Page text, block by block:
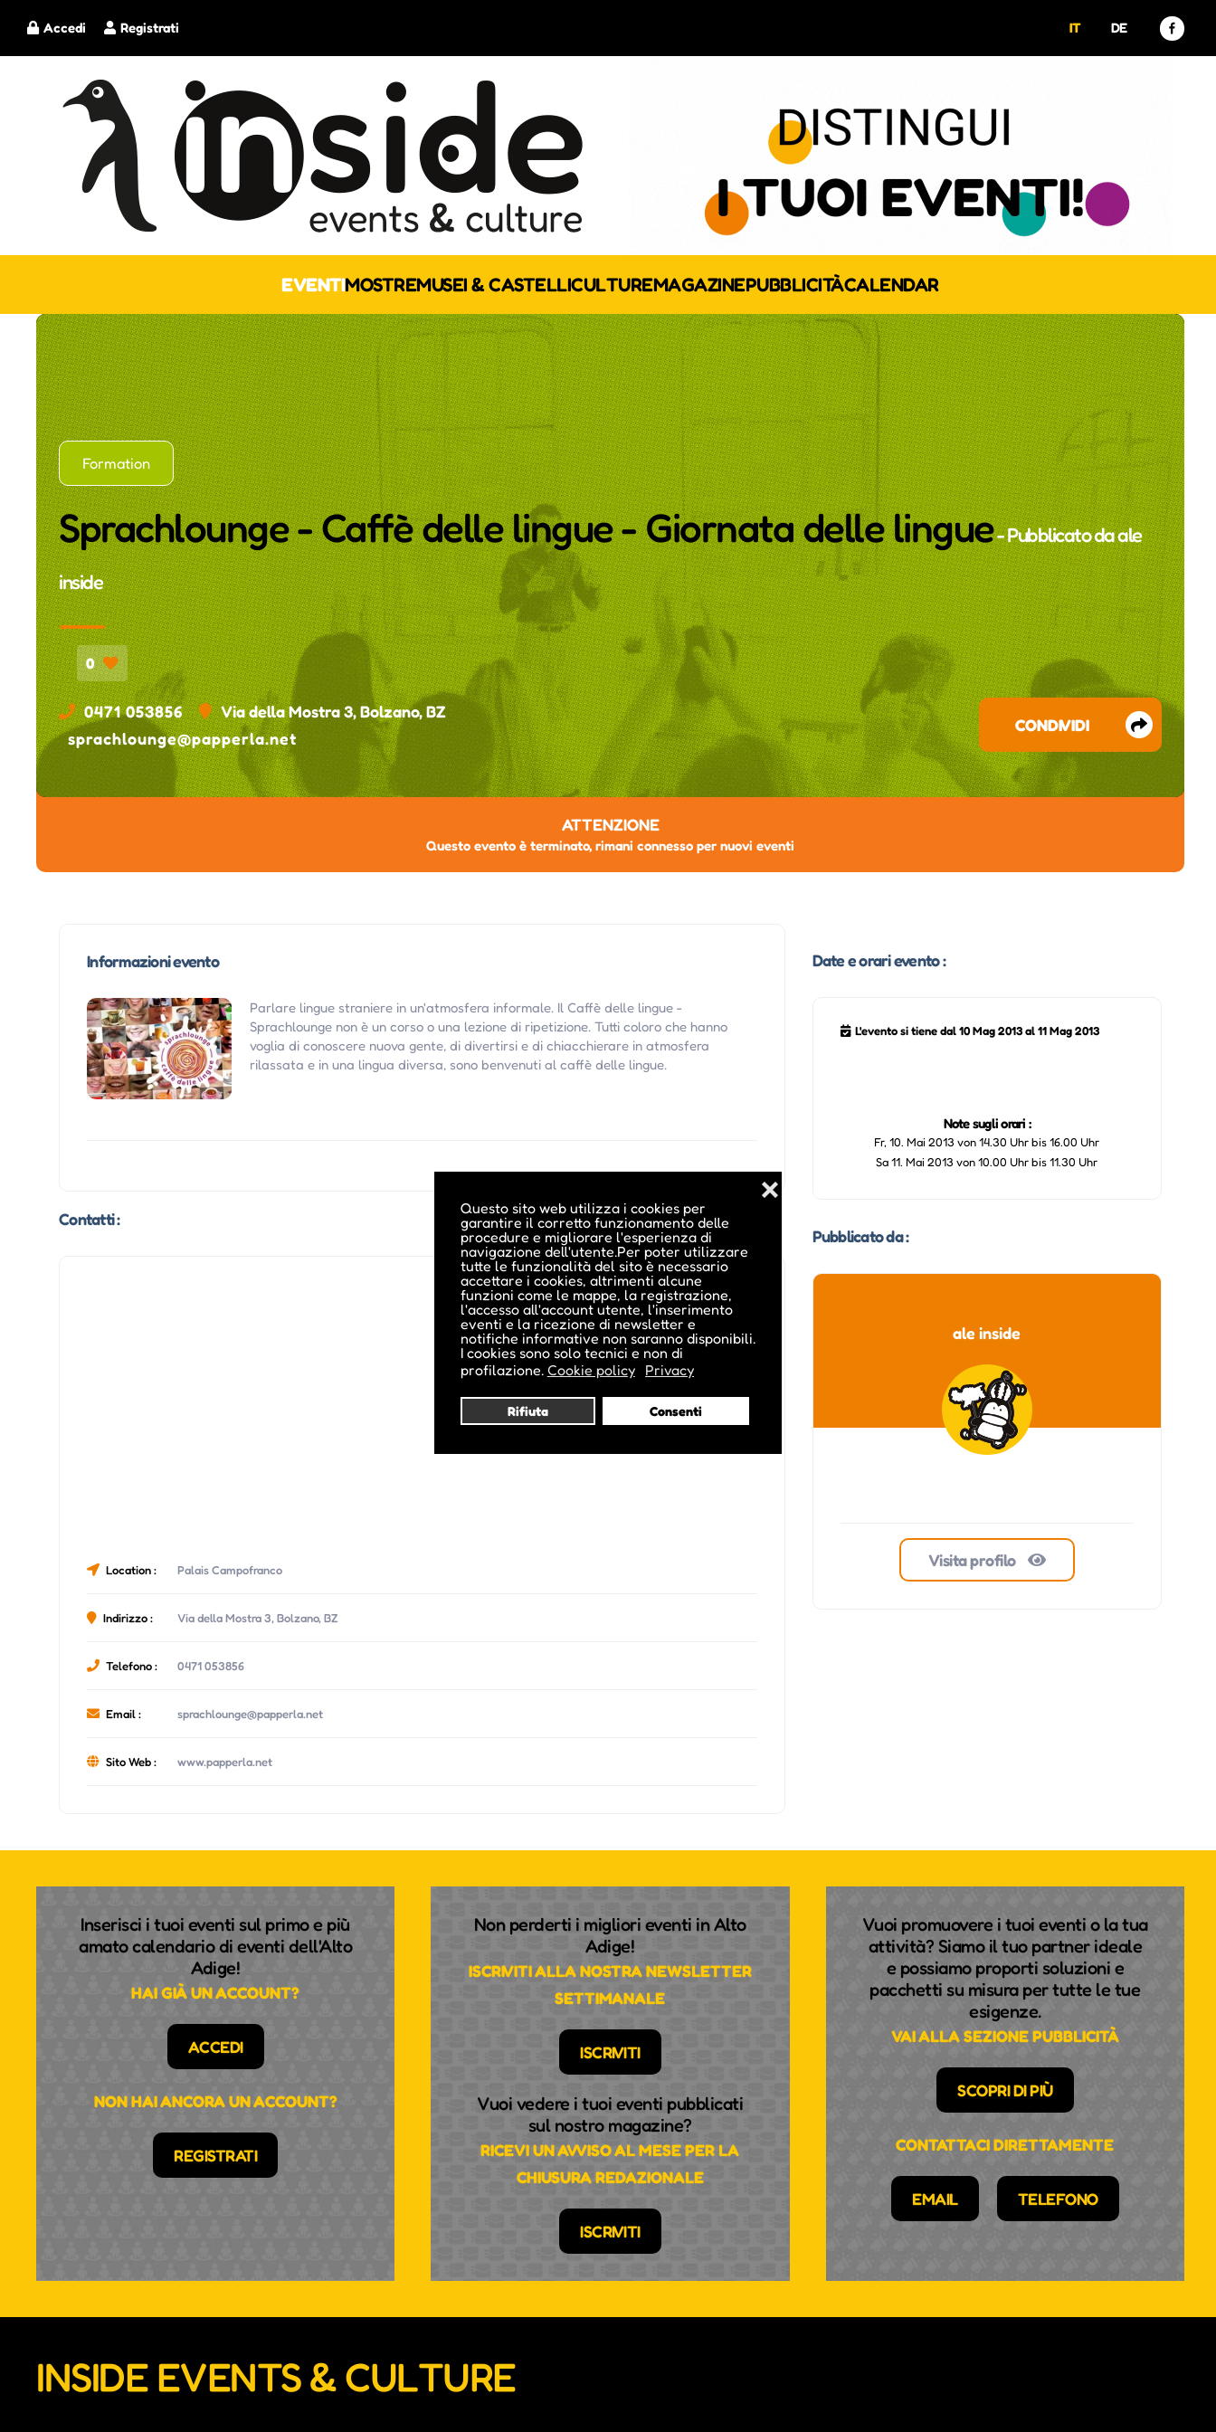
Questo sito web utilizza i cookies per
garantire il corretto funzionamento delle
procedure e migliorare l'esperienza di
navigazione dell'utente.Per poter utilizzare
tutte le funzionalità del sito è necessario
accettare i cookies, altrimenti alcune
funzioni come le mappe, la registrazione,
l'accesso all'account utente, l'inserimento
eventi e la ricezione di newsletter e
notifiche informative non saranno disponibili.
I cookies sono solo tecnici e non di
profilazione. Cookie policy Privacy
Rifiuta Consenti
❌
Registrati
Accedi IT DE
EVENTIMOSTREMUSEI & CASTELLICULTUREMAGAZINEPUBBLICITÀCALENDAR
Formation
Sprachlounge - Caffè delle lingue - Giornata delle lingue- Pubblicato daale
inside
0
0471 053856
Via della Mostra 3, Bolzano, BZ
sprachlounge@papperla.net
CONDIVIDI
ATTENZIONE
Questo evento è terminato, rimani connesso per nuovi eventi
Informazioni evento
Parlare lingue straniere in un'atmosfera informale. Il Caffè delle lingue -
Sprachlounge non è un corso o una lezione di ripetizione. Tutti coloro che hanno
voglia di conoscere nuova gente, di divertirsi e di chiacchierare in atmosfera
rilassata e in una lingua diversa, sono benvenuti al caffè delle lingue.
Contatti :
Location : Palais Campofranco
Indirizzo : Via della Mostra 3, Bolzano, BZ
Telefono : 0471 053856
Email : sprachlounge@papperla.net
Sito Web : www.papperla.net
Date e orari evento :
L'evento si tiene dal 10 Mag 2013 al 11 Mag 2013
Note sugli orari :
Fr, 10. Mai 2013 von 14.30 Uhr bis 16.00 Uhr
Sa 11. Mai 2013 von 10.00 Uhr bis 11.30 Uhr
Pubblicato da :
ale inside
Visita profilo
Inserisci i tuoi eventi sul primo e più
amato calendario di eventi dell'Alto
Adige!
HAI GIÀ UN ACCOUNT?
ACCEDI
NON HAI ANCORA UN ACCOUNT?
REGISTRATI
Non perderti i migliori eventi in Alto
Adige!
ISCRIVITI ALLA NOSTRA NEWSLETTER
SETTIMANALE
ISCRIVITI
Vuoi vedere i tuoi eventi pubblicati
sul nostro magazine?
RICEVI UN AVVISO AL MESE PER LA
CHIUSURA REDAZIONALE
ISCRIVITI
Vuoi promuovere i tuoi eventi o la tua
attività? Siamo il tuo partner ideale
e possiamo proporti soluzioni e
pacchetti su misura per tutte le tue
esigenze.
VAI ALLA SEZIONE PUBBLICITÀ
SCOPRI DI PIÙ
CONTATTACI DIRETTAMENTE
EMAIL TELEFONO
INSIDE EVENTS & CULTURE